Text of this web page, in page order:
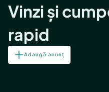
Vinzi și
rapid
Adaugă anunț